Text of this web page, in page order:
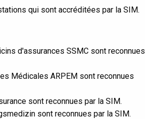
qui sont accréditées par la SIM.
d'assurances SSMC sont reconnues
Médicales ARPEM sont reconnues
sont reconnues par la SIM.
sont reconnues par la SIM.